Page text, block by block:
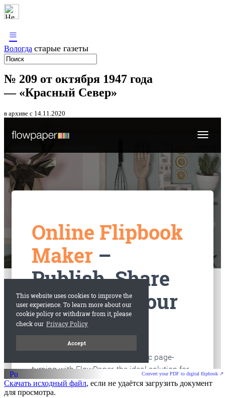
≡
Вологда старые газеты
№ 209 от октября 1947 года
— «Красный Север»
в архиве с 14.11.2020
Convert your PDF to digital flipbook ↗
Скачать исходный файл, если не удаётся загрузить документ
для просмотра.